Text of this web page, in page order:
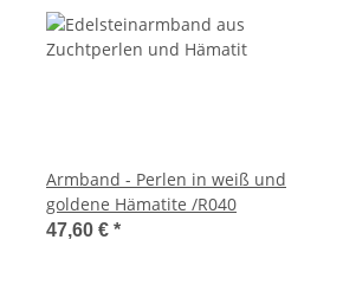
Armband - Perlen in weiß und
goldene Hämatite /R040
47,60 € *